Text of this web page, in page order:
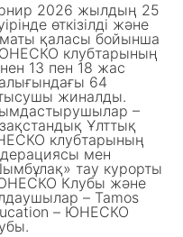
2026 жылдың 25
өткізілді және
қаласы бойынша
клубтарының
13 пен 18 жас
64
жиналды.
–
Ұлттық
клубтарының
мен
тау курорты
Клубы және
– Tamos
– ЮНЕСКО